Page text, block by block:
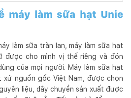
máy làm sữa hạt Unie
làm sữa tràn lan, máy làm sữa hạt
được cho mình vị thế riêng và đón
của mọi người. Máy làm sữa hạt
xứ nguồn gốc Việt Nam, được chọn
liệu, dây chuyền sản xuất được